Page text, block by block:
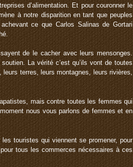
d’alimentation. Et pour couronner le
à notre disparition en tant que peuples
ce que Carlos Salinas de Gortari
de le cacher avec leurs mensonges.
La vérité c’est qu’ils vont de toutes
terres, leurs montagnes, leurs rivières,
mais contre toutes les femmes qui
nous vous parlons de femmes et en
touristes qui viennent se promener, pour
tous les commerces nécessaires à ces